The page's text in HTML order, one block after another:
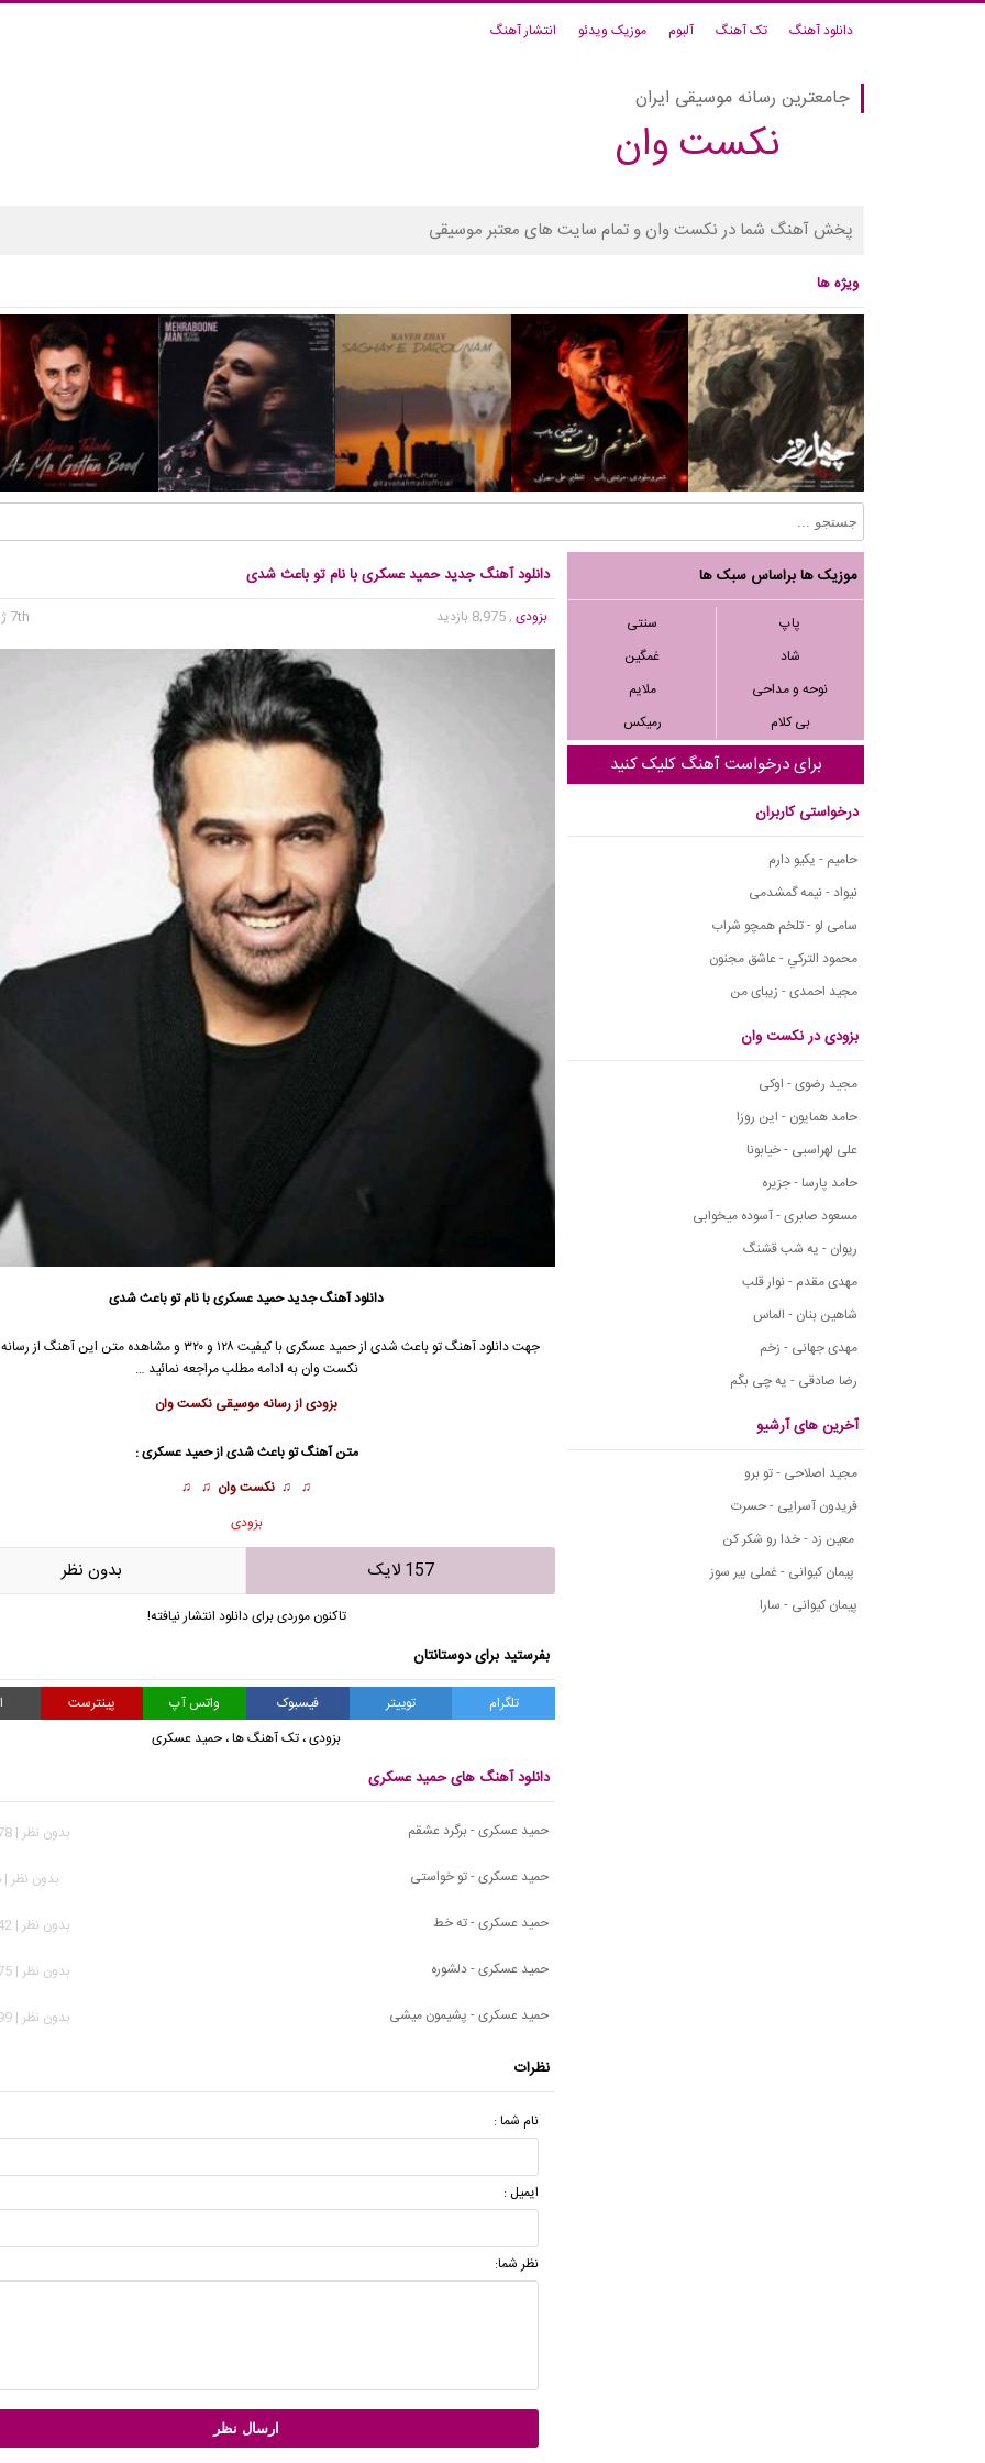
دانلود آهنگ تک آهنگ آلبوم موزیک ویدئو انتشار آهنگ
جامعترین رسانه موسیقی ایران
نکست وان
پخش آهنگ شما در نکست وان و تمام سایت های معتبر موسیقی
ویژه ها
موزیک ها براساس سبک ها
پاپ
سنتی
شاد
غمگین
نوحه و مداحی
ملایم
بی کلام
رمیکس
برای درخواست آهنگ کلیک کنید
درخواستی کاربران
حامیم - یکیو دارم
نیواد - نیمه گمشدمی
سامی لو - تلخم همچو شراب
محمود التركي - عاشق مجنون
مجید احمدی - زیبای من
بزودی در نکست وان
مجید رضوی - اوکی
حامد همایون - این روزا
علی لهراسبی - خیابونا
حامد پارسا - جزیره
مسعود صابری - آسوده میخوابی
ریوان - یه شب قشنگ
مهدی مقدم - نوار قلب
شاهین بنان - الماس
مهدی جهانی - زخم
رضا صادقی - یه چی بگم
آخرین های آرشیو
مجید اصلاحی - تو برو
فریدون آسرایی - حسرت
معین زد - خدا رو شکر کن
پیمان کیوانی - غملی بیر سوز
پیمان کیوانی - سارا
دانلود آهنگ جدید حمید عسکری با نام تو باعث شدی
بزودی, 8,975 بازدید 7th ژوئن 2016
دانلود آهنگ جدیدحمید عسکریبا نام تو باعث شدی
جهت دانلود آهنگ تو باعث شدی ازحمید عسکری
با کیفیت ۱۲۸ و ۳۲۰ و مشاهده متن این آهنگ از
نکست وان به ادامه مطلب مراجعه نمائید …
بزودی از رسانه موسیقی نکست وان
متن آهنگ تو باعث شدی ازحمید عسکری:
♫ ♫ نکست وان ♫ ♫
بزودی
157 لایک بدون نظر
تاکنون موردی برای دانلود انتشار نیافته!
بفرستید برای دوستانتان
تلگرام توییتر فیسبوک واتس آپ پینترست
بزودی، تک آهنگ ها، حمید عسکری
دانلود آهنگ های حمید عسکری
حمید عسکری - برگرد عشقم
بدون نظر | 1,078 بازدید
حمید عسکری - تو خواستی
بدون نظر | 906 بازدید
حمید عسکری - ته خط
بدون نظر | 1,642 بازدید
حمید عسکری - دلشوره
بدون نظر | 1,175 بازدید
حمید عسکری - پشیمون میشی
بدون نظر | 2,399 بازدید
نظرات
نام شما :
ایمیل :
نظر شما: